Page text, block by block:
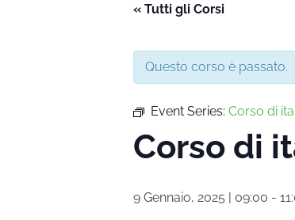
« Tutti gli Corsi
Questo corso è passato.
Event Series: Corso di
Corso di
9 Gennaio, 2025 | 09:00 -